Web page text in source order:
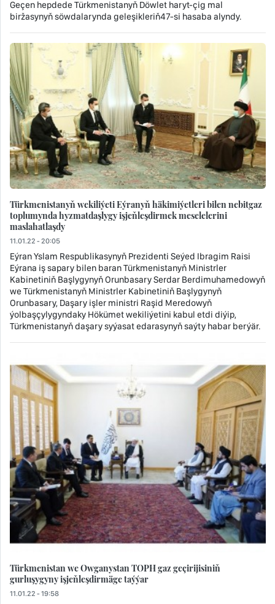
Geçen hepdede Türkmenistanyň Döwlet haryt-çig mal
biržasynyň söwdalarynda geleşikleriň47-si hasaba alyndy.
Türkmenistanyň wekiliýeti Eýranyň häkimiýetleri bilen nebitgaz
toplumynda hyzmatdaşlygy işjeňleşdirmek meselelerini
maslahatlaşdy
11.01.22 - 20:05
Eýran Yslam Respublikasynyň Prezidenti Seýed Ibragim Raisi
Eýrana iş sapary bilen baran Türkmenistanyň Ministrler
Kabinetiniň Başlygynyň Orunbasary Serdar Berdimuhamedowyň
we Türkmenistanyň Ministrler Kabinetiniň Başlygynyň
Orunbasary, Daşary işler ministri Raşid Meredowyň
ýolbaşçylygyndaky Hökümet wekiliýetini kabul etdi diýip,
Türkmenistanyň daşary syýasat edarasynyň saýty habar berýär.
Türkmenistan we Owganystan TOPH gaz geçirijisiniň
gurluşygyny işjeňleşdirmäge taýýar
11.01.22 - 19:58